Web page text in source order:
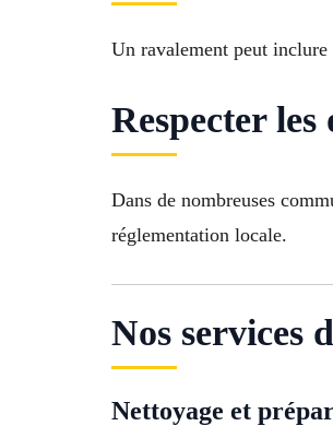
Un ravalement peut
Respecter les
Dans de nombreuses
réglementation locale.
Nos services
Nettoyage et